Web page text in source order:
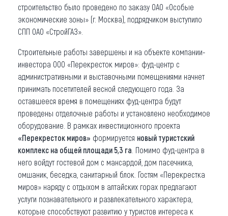
строительство было проведено по заказу ОАО «Особые
экономические зоны» (г. Москва), подрядчиком выступило
СПП ОАО «СтройГАЗ».
Строительные работы завершены и на объекте компании-
инвестора ООО «Перекресток миров»: фуд-центр с
административными и выставочными помещениями начнет
принимать посетителей весной следующего года. За
оставшееся время в помещениях фуд-центра будут
проведены отделочные работы и установлено необходимое
оборудование. В рамках инвестиционного проекта
«Перекресток миров» формируется новый туристский
комплекс на общей площади 5,3 га . Помимо фуд-центра в
него войдут гостевой дом с мансардой, дом пасечника,
омшаник, беседка, санитарный блок. Гостям «Перекрестка
миров» наряду с отдыхом в алтайских горах предлагают
услуги познавательного и развлекательного характера,
которые способствуют развитию у туристов интереса к